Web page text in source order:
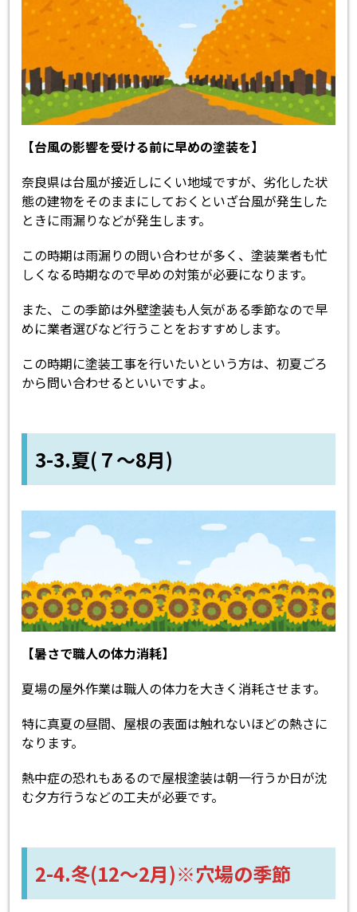
【台風の影響を受ける前に早めの塗装を】
奈良県は台風が接近しにくい地域ですが、劣化した状
態の建物をそのままにしておくといざ台風が発生した
ときに雨漏りなどが発生します。
この時期は雨漏りの問い合わせが多く、塗装業者も忙
しくなる時期なので早めの対策が必要になります。
また、この季節は外壁塗装も人気がある季節なので早
めに業者選びなど行うことをおすすめします。
この時期に塗装工事を行いたいという方は、初夏ごろ
から問い合わせるといいですよ。
3-3.夏(７～8月)
【暑さで職人の体力消耗】
夏場の屋外作業は職人の体力を大きく消耗させます。
特に真夏の昼間、屋根の表面は触れないほどの熱さに
なります。
熱中症の恐れもあるので屋根塗装は朝一行うか日が沈
む夕方行うなどの工夫が必要です。
2-4.冬(12～2月)※穴場の季節